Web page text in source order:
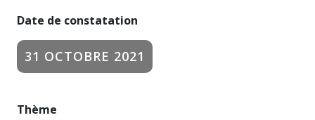
Date de constatation
31 OCTOBRE 2021
Thème